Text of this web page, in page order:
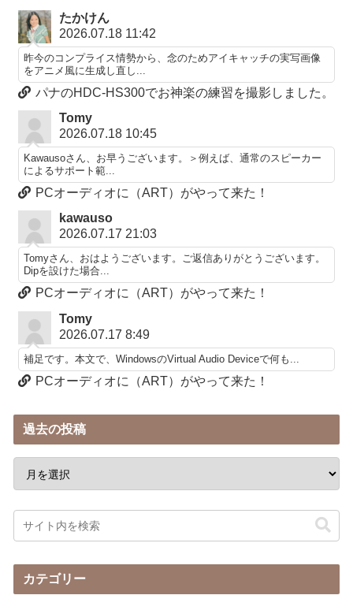
たかけん
2026.07.18 11:42
昨今のコンプライス情勢から、念のためアイキャッチの実写画像
をアニメ風に生成し直し...
パナのHDC-HS300でお神楽の練習を撮影しました。
Tomy
2026.07.18 10:45
Kawausoさん、お早うございます。＞例えば、通常のスピーカー
によるサポート範...
PCオーディオに（ART）がやって来た！
kawauso
2026.07.17 21:03
Tomyさん、おはようございます。ご返信ありがとうございます。
Dipを設けた場合...
PCオーディオに（ART）がやって来た！
Tomy
2026.07.17 8:49
補足です。本文で、WindowsのVirtual Audio Deviceで何も...
PCオーディオに（ART）がやって来た！
過去の投稿
カテゴリー